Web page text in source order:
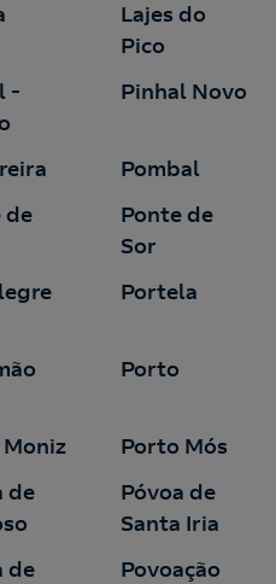
contratações
o
protección de datos.
Lajes do
Pico
-
Pinhal Novo
Pombal
de
Ponte de
Sor
Portela
Porto
Porto Mós
de
Póvoa de
Santa Iria
de
Povoação